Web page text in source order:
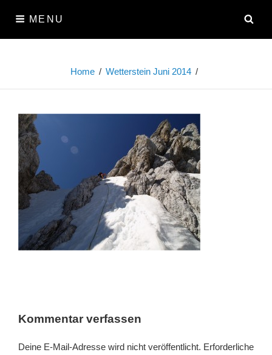
content
MENU
Home / Wetterstein Juni 2014 /
Kommentar verfassen
Deine E-Mail-Adresse wird nicht veröffentlicht. Erforderliche